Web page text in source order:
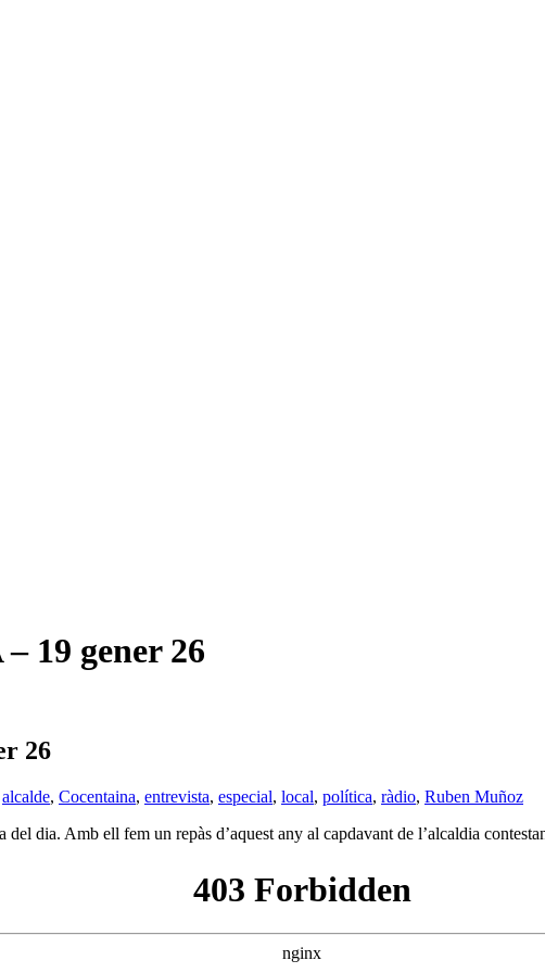
19 gener 26
26
alcalde, Cocentaina, entrevista, especial, local, política, ràdio, Ruben Muñoz
dia. Amb ell fem un repàs d’aquest any al capdavant de l’alcaldia